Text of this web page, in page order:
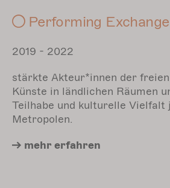
Performing
2019 - 2022
stärkte Akteur*innen der
Künste in ländlichen Räumen
Teilhabe und kulturelle Vielfalt
Metropolen.
mehr erfahren